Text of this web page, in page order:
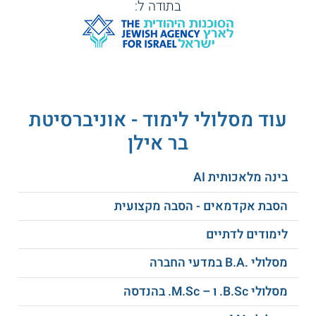
משך הלימודים 3 שנים.
חקר ביצועים
ניהול פרויקטים
מסחר אלקטרוני
ניהול תפעול וייצור
מערכות תומכות החלטה
תמיכה לוגיסטית משולבת
ממשקי לוגיסטיקה ותעשייה
יישומי מערכות מידע לוגיסטיות
ועוד
איזו תעודה מקבלים?
בסיום הלימודים מוענק לבוגרים תואר ראשון B.A.
בתודה ל:
עוד מסלולי לימוד - אוניברסיטת
בר אילן
בינה מלאכותית AI
הסבת אקדמאים - הסבה מקצועית
לימודים לדתיים
מסלולי .B.A במדעי החברה
מסלולי B.Sc. ו – M.Sc. בהנדסה